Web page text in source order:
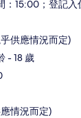
：15:00；登記
供應情況而定)
- 18 歲
情況而定)